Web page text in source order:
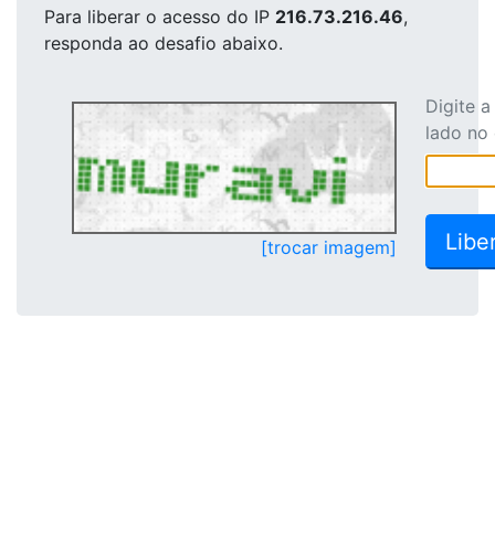
Para liberar o acesso do IP 216.73.216.46,
responda ao desafio abaixo.
[trocar imagem]
Digite
lado no